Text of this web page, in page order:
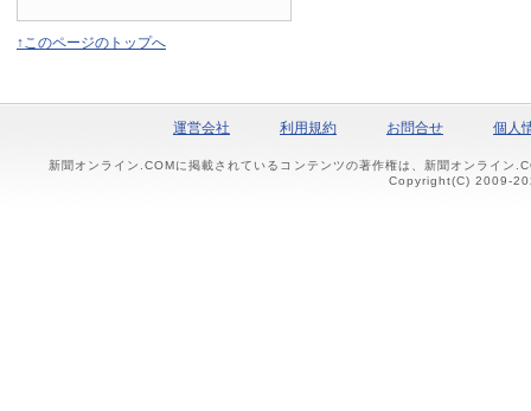
↑このページのトップへ
運営会社 利用規約 お問合せ 個人
新聞オンライン.COMに掲載されているコンテンツの著作権は、新聞オンライン
Copyright(C) 2009-